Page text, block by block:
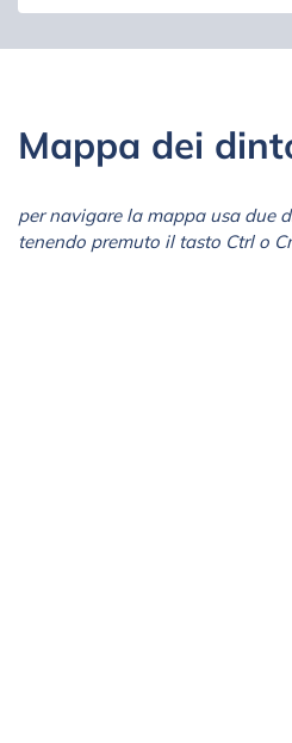
Mappa dei
per navigare la mappa usa due
tenendo premuto il tasto Ctrl o